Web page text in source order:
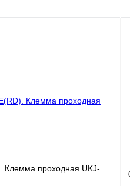
Клемма проходная UKJ-